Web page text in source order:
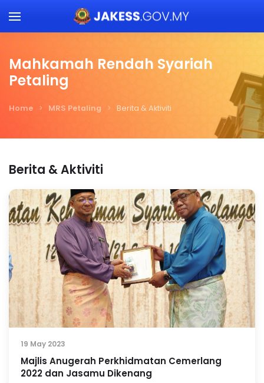
Skip to main content
Mahkamah Rendah Syariah
Petaling
Home MRS Petaling Berita & Aktiviti
Berita & Aktiviti
19 May 2023
Majlis Anugerah Perkhidmatan Cemerlang
2022 dan Jasamu Dikenang